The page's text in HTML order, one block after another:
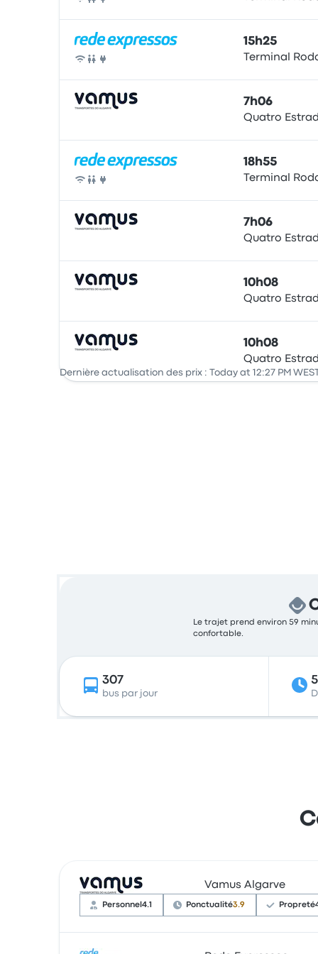
Bus
Bus
15h25
Terminal
7h06
Quatro
Bus
18h55
Terminal
7h06
Quatro
10h08
Quatro
Bus
10h08
Quatro
Dernière actualisation des prix : Today at 12:27 PM
Le trajet prend environ 59
confortable.
307
bus par jour
Vamus Algarve
Personnel 4.1 Ponctualité3.9 Propreté